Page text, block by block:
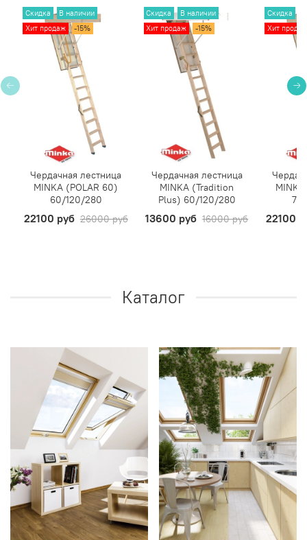
Скидка
В наличии
Хит продаж
-15%
Чердачная лестница
MINKA (POLAR 60)
60/120/280
22100 руб 26000 руб
Скидка
В наличии
Хит продаж
-15%
Чердачная лестница
MINKA (Tradition
Plus) 60/120/280
13600 руб 16000 руб
Скидка
Хит продаж
22100
Каталог